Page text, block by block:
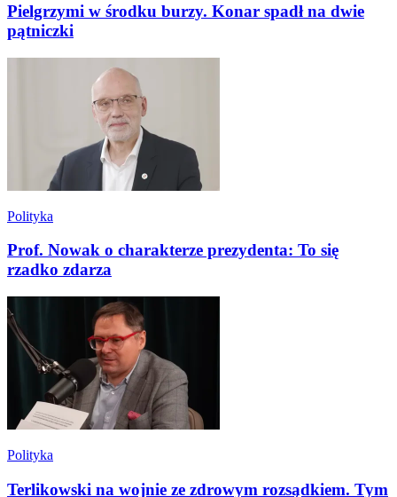
Pielgrzymi w środku burzy. Konar spadł na dwie
pątniczki
Polityka
Prof. Nowak o charakterze prezydenta: To się
rzadko zdarza
Polityka
Terlikowski na wojnie ze zdrowym rozsądkiem. Tym